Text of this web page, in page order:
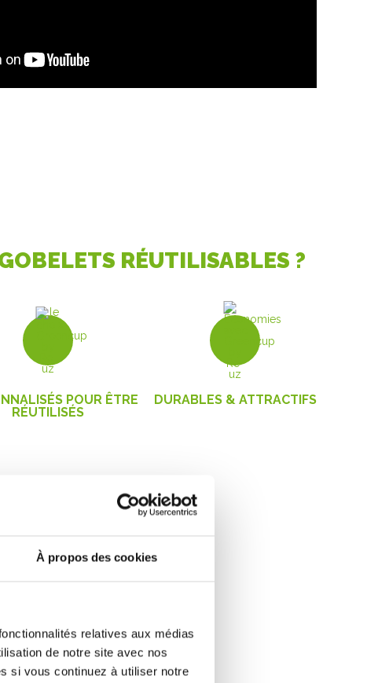
À propos des cookies
relatives aux médias
de notre site avec nos
si vous continuez à utiliser notre
RÉUTILISABLES ?
POUR ÊTRE
RÉUTILISÉS
GOBELETS
DURABLES & ATTRACTIFS
propose d’ acheter
à votre image, ils vous